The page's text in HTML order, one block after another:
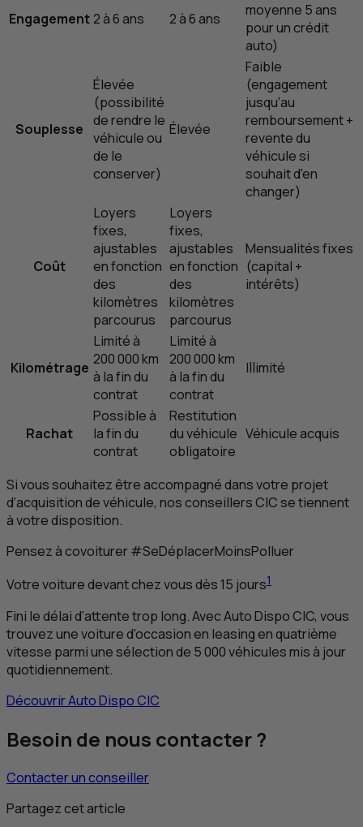
Engagement2 à 6 ans 2 à 6 ans
moyenne 5 ans
pour un crédit
auto)
Souplesse
Élevée
(possibilité
de rendre le
véhicule ou
de le
conserver)
Élevée
Faible
(engagement
jusqu’au
remboursement +
revente du
véhicule si
souhait d’en
changer)
Coût
Loyers
fixes,
ajustables
en fonction
des
kilomètres
parcourus
Loyers
fixes,
ajustables
en fonction
des
kilomètres
parcourus
Mensualités fixes
(capital +
intérêts)
Kilométrage
Limité à
200 000km
à la fin du
contrat
Limité à
200 000km
à la fin du
contrat
Illimité
Rachat
Possible à
la fin du
contrat
Restitution
du véhicule
obligatoire
Véhicule acquis
Si vous souhaitez être accompagné dans votre projet
d’acquisition de véhicule, nos conseillersCICse tiennent
à votre disposition.
Pensez à covoiturer #SeDéplacerMoinsPolluer
Votre voiture devant chez vous dès 15 jours1
Fini le délai d’attente trop long. Avec Auto DispoCIC, vous
trouvez une voiture d’occasion en leasingen quatrième
vitesse parmi une sélection de 5 000 véhicules mis à jour
quotidiennement.
Découvrir Auto DispoCIC
Besoin de nous contacter ?
Contacter un conseiller
Partagez cet article